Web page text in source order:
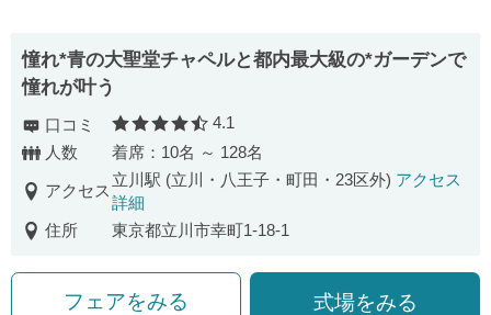
憧れ*青の大聖堂チャペルと都内最大級の*ガーデンで
憧れが叶う
口コミ 口コミ評価
4.1
人数
着席：10名 ～ 128名
アクセス
立川駅 (立川・八王子・町田・23区外) アクセス
詳細
住所
東京都立川市幸町1-18-1
フェアをみる 式場をみる